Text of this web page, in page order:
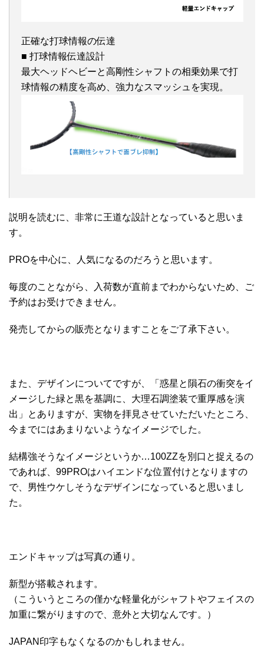
正確な打球情報の伝達
■ 打球情報伝達設計
最大ヘッドヘビーと高剛性シャフトの相乗効果で打
球情報の精度を高め、強力なスマッシュを実現。
説明を読むに、非常に王道な設計となっていると思いま
す。
PROを中心に、人気になるのだろうと思います。
毎度のことながら、入荷数が直前までわからないため、ご
予約はお受けできません。
発売してからの販売となりますことをご了承下さい。
また、デザインについてですが、「惑星と隕石の衝突をイ
メージした緑と黒を基調に、大理石調塗装で重厚感を演
出」とありますが、実物を拝見させていただいたところ、
今までにはあまりないようなイメージでした。
結構強そうなイメージというか…100ZZを別口と捉えるの
であれば、99PROはハイエンドな位置付けとなりますの
で、男性ウケしそうなデザインになっていると思いまし
た。
エンドキャップは写真の通り。
新型が搭載されます。
（こういうところの僅かな軽量化がシャフトやフェイスの
加重に繋がりますので、意外と大切なんです。）
JAPAN印字もなくなるのかもしれません。